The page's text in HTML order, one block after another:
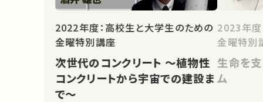
2022年度：高校生と大学生のための
金曜特別講座
次世代のコンクリート ～植物性
コンクリートから宇宙での建設ま
で～
2023年度
金曜特別
生命を
ム